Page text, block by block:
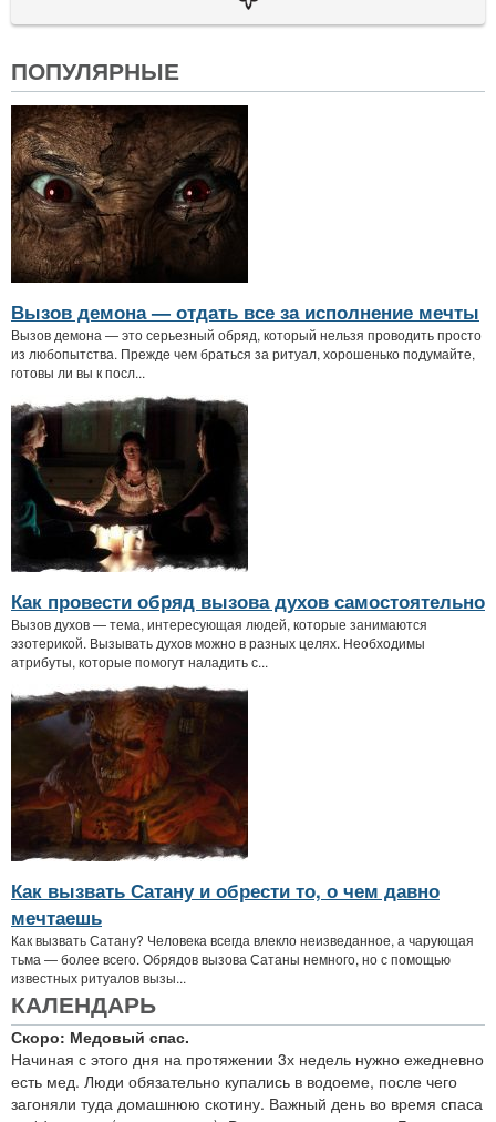
ПОПУЛЯРНЫЕ
Вызов демона — отдать все за исполнение мечты
Вызов демона — это серьезный обряд, который нельзя проводить просто
из любопытства. Прежде чем браться за ритуал, хорошенько подумайте,
готовы ли вы к посл...
Как провести обряд вызова духов самостоятельно
Вызов духов — тема, интересующая людей, которые занимаются
эзотерикой. Вызывать духов можно в разных целях. Необходимы
атрибуты, которые помогут наладить с...
Как вызвать Сатану и обрести то, о чем давно
мечтаешь
Как вызвать Сатану? Человека всегда влекло неизведанное, а чарующая
тьма — более всего. Обрядов вызова Сатаны немного, но с помощью
известных ритуалов вызы...
КАЛЕНДАРЬ
Скоро: Медовый спас.
Начиная с этого дня на протяжении 3х недель нужно ежедневно
есть мед. Люди обязательно купались в водоеме, после чего
загоняли туда домашнюю скотину. Важный день во время спаса